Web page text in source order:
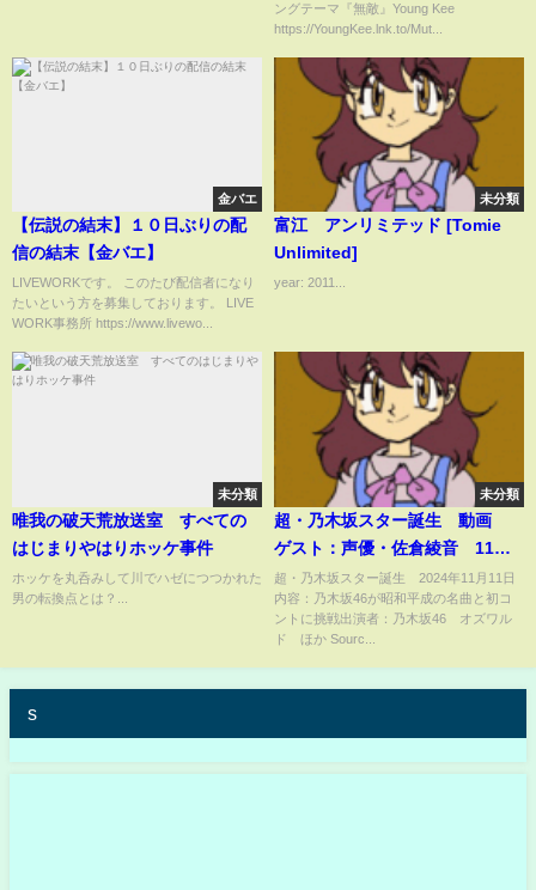
2024.04.04 ON AIR
ングテーマ『無敵』Young Kee
https://YoungKee.lnk.to/Mut...
金バエ
【伝説の結末】１０日ぶりの配
信の結末【金バエ】
LIVEWORKです。 このたび配信者になり
たいという方を募集しております。 LIVE
WORK事務所 https://www.livewo...
未分類
富江 アンリミテッド [Tomie
Unlimited]
year: 2011...
未分類
唯我の破天荒放送室 すべての
はじまりやはりホッケ事件
ホッケを丸呑みして川でハゼにつつかれた
男の転換点とは？...
未分類
超・乃木坂スター誕生 動画
ゲスト：声優・佐倉綾音 11月
11日
超・乃木坂スター誕生 2024年11月11日
内容：乃木坂46が昭和平成の名曲と初コ
ントに挑戦出演者：乃木坂46 オズワル
ド ほか Sourc...
s